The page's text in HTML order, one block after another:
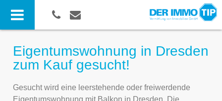
Eigentumswohnung in Dresden
zum Kauf gesucht!
Gesucht wird eine leerstehende oder freiwerdende
Eigentumswohnung mit Balkon in Dresden. Die